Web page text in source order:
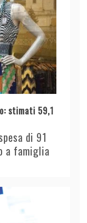
stimati 59,1
di 91
a famiglia